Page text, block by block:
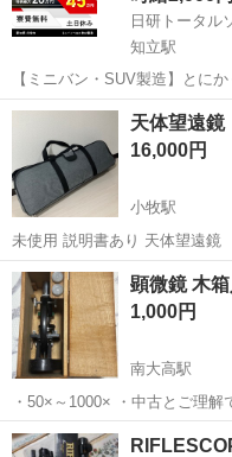
日研トータル
知立駅
【ミニバン・SUV製造】とに
20万円支給！／寮費無料＆生
車製造に関わる諸作...
愛知 刈谷市 知立駅
天体望遠鏡
16,000円
小牧駅
未使用 説明書あり 天体望遠鏡
愛知 小牧市 小牧駅
顕微鏡 木
1,000円
南大高駅
・50×～1000× ・中古とご理解できる方だけご購入ください。 ・神経
質な方はご遠慮願います。
愛知 名古屋市